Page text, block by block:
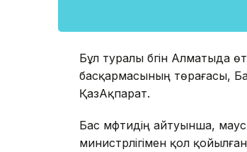
Бұл туралы бүгін Алматыда
басқармасының төрағасы,
ҚазАқпарат.
Бас мүфтидің айтуынша,
министрлігімен қол